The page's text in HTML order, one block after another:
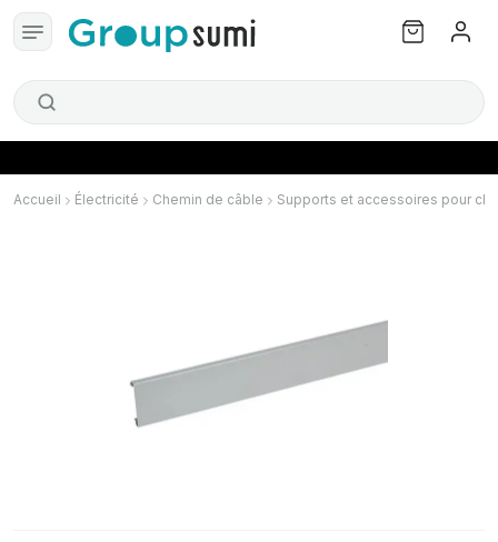
Accueil Électricité Chemin de câble Supports et accessoires pour